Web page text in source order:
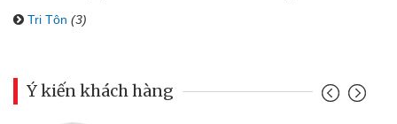
Tri Tôn (3)
Ý kiến khách hàng